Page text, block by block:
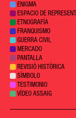
ENIGMA
ESPACIO DE
ETNOGRAFÍA
FRANQUISMO
GUERRA CIVIL
MERCADO
PANTALLA
REVISIÓ HISTÒRICA
SÍMBOLO
TESTIMONIO
VÍDEO ASSAIG